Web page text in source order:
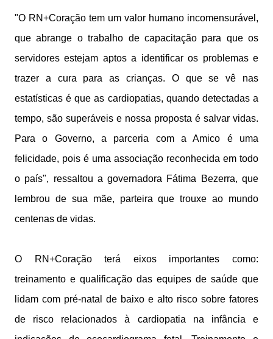
"O RN+Coração tem um valor humano incomensurável,
que abrange o trabalho de capacitação para que os
servidores estejam aptos a identificar os problemas e
trazer a cura para as crianças. O que se vê nas
estatísticas é que as cardiopatias, quando detectadas a
tempo, são superáveis e nossa proposta é salvar vidas.
Para o Governo, a parceria com a Amico é uma
felicidade, pois é uma associação reconhecida em todo
o país", ressaltou a governadora Fátima Bezerra, que
lembrou de sua mãe, parteira que trouxe ao mundo
centenas de vidas.
O RN+Coração terá eixos importantes como:
treinamento e qualificação das equipes de saúde que
lidam com pré-natal de baixo e alto risco sobre fatores
de risco relacionados à cardiopatia na infância e